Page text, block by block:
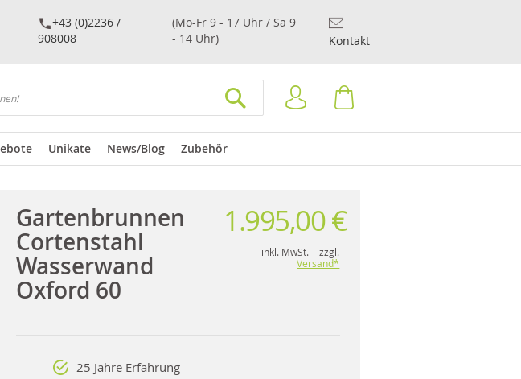
+43 (0)2236 /
908008
(Mo-Fr 9 - 17 Uhr / Sa 9
- 14 Uhr)
Kontakt
Anmelden
Unikate News/Blog Zubehör
Gartenbrunnen
Cortenstahl
Wasserwand
Oxford 60
1.995,00 €
inkl. MwSt. - zzgl.
Versand*
25 Jahre Erfahrung